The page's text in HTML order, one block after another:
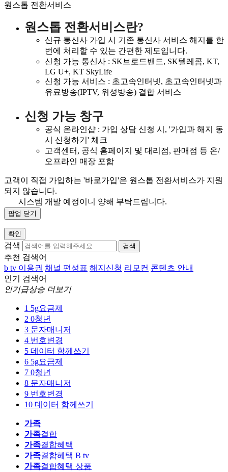
원스톱 전환서비스
원스톱 전환서비스란?
신규 통신사 가입 시 기존 통신사 서비스 해지를 한
번에 처리할 수 있는 간편한 제도입니다.
신청 가능 통신사 : SK브로드밴드, SK텔레콤, KT,
LG U+, KT SkyLife
신청 가능 서비스 : 초고속인터넷, 초고속인터넷과
유료방송(IPTV, 위성방송) 결합 서비스
신청 가능 창구
공식 온라인샵 : 가입 상담 신청 시, '가입과 해지 동
시 신청하기' 체크
고객센터, 공식 홈페이지 및 대리점, 판매점 등 온/
오프라인 매장 포함
고객이 직접 가입하는 '바로가입'은 원스톱 전환서비스가 지원
되지 않습니다.
시스템 개발 예정이니 양해 부탁드립니다.
팝업 닫기
확인
검색 검색
추천 검색어
b tv 이용권 채널 편성표 해지신청 리모컨 콘텐츠 안내
인기 검색어
인기급상승 더보기
1 5g요금제
2 0청년
3 문자매니저
4 번호변경
5 데이터 함께쓰기
6 5g요금제
7 0청년
8 문자매니저
9 번호변경
10 데이터 함께쓰기
가족
가족결합
가족결합혜택
가족결합혜택 B tv
가족결합혜택 상품